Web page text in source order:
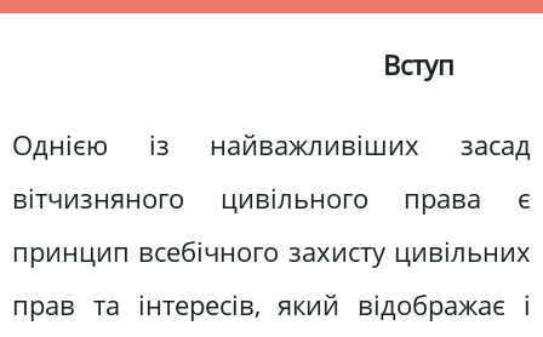
Вступ
Однією із найважливіших засад
вітчизняного цивільного права є
принцип всебічного захисту цивільних
прав та інтересів, який відображає і